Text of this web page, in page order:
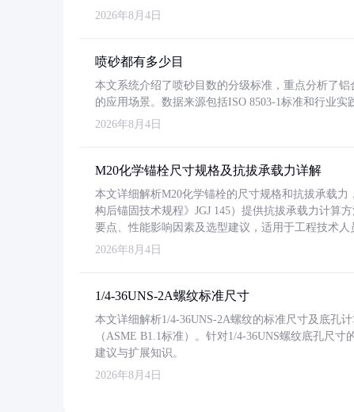
2026年8月4日
喷砂都有多少目
本文系统介绍了喷砂目数的分级标准，重点分析了
的应用场景。数据来源包括ISO 8503-1标准和行业实
2026年8月4日
M20化学锚栓尺寸规格及抗拔承载力详解
本文详细解析M20化学锚栓的尺寸规格和抗拔承载
构后锚固技术规程》JGJ 145）提供抗拔承载力计算
要点、性能影响因素及选型建议，适用于工程技术人
2026年8月4日
1/4-36UNS-2A螺纹标准尺寸
本文详细解析1/4-36UNS-2A螺纹的标准尺寸及底孔
（ASME B1.1标准）。针对1/4-36UNS螺纹底孔尺
建议与扩展知识。
2026年8月4日